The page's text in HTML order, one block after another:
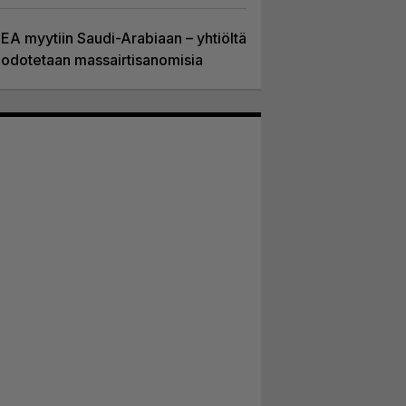
EA myytiin Saudi-Arabiaan – yhtiöltä
odotetaan massairtisanomisia